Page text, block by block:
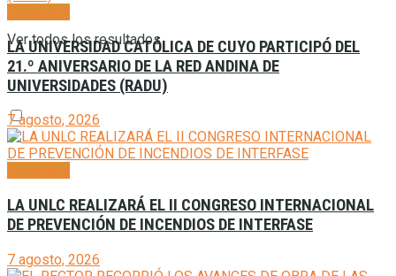
Ver todos los resultados
LA UNIVERSIDAD CATÓLICA DE CUYO PARTICIPÓ DEL
21.º ANIVERSARIO DE LA RED ANDINA DE
UNIVERSIDADES (RADU)
7 agosto, 2026
LA UNLC REALIZARÁ EL II CONGRESO INTERNACIONAL
DE PREVENCIÓN DE INCENDIOS DE INTERFASE
7 agosto, 2026